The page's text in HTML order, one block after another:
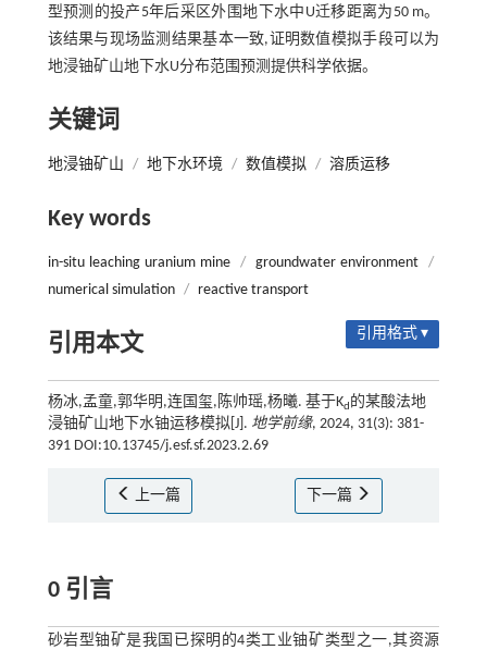
型预测的投产5年后采区外围地下水中U迁移距离为50 m。
该结果与现场监测结果基本一致,证明数值模拟手段可以为
地浸铀矿山地下水U分布范围预测提供科学依据。
关键词
地浸铀矿山 / 地下水环境 / 数值模拟 / 溶质运移
Key words
in-situ leaching uranium mine / groundwater environment
/
numerical simulation / reactive transport
引用本文 引用格式 ▾
杨冰,孟童,郭华明,连国玺,陈帅瑶,杨曦. 基于Kd 的某酸法地
浸铀矿山地下水铀运移模拟[J]. 地学前缘, 2024, 31(3): 381-
391 DOI:10.13745/j.esf.sf.2023.2.69
上一篇 下一篇
0 引言
砂岩型铀矿是我国已探明的4类工业铀矿类型之一,其资源